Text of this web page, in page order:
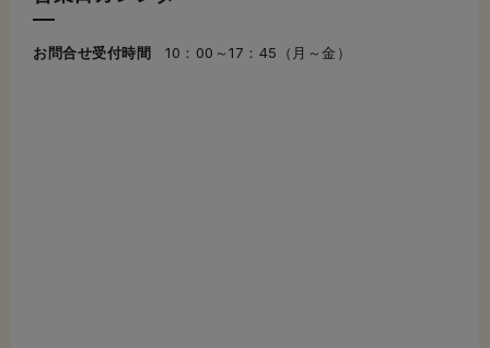
お問合せ受付時間 10：00～17：45（月～金）